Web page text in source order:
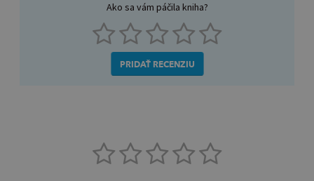
Ako sa vám páčila kniha?
PRIDAŤ RECENZIU